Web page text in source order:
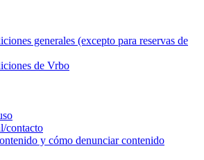
generales (excepto para reservas de
de Vrbo
contacto
y cómo denunciar contenido